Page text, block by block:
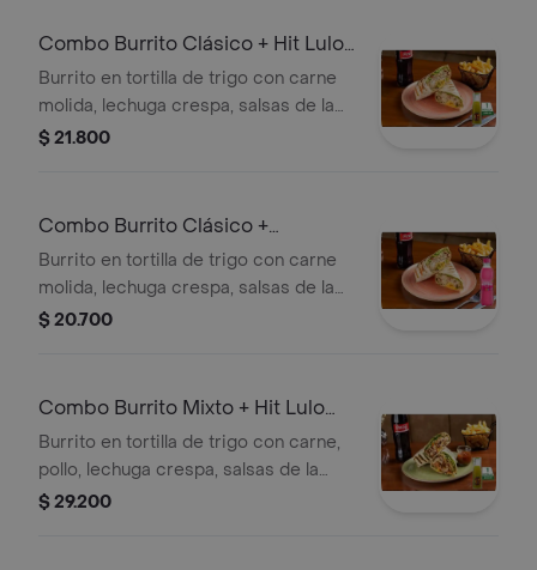
Combo Burrito Clásico + Hit Lulo
350 ml
Burrito en tortilla de trigo con carne
molida, lechuga crespa, salsas de la
casa, jalapeño, frijol refrito, pico de
$ 21.800
Combo Burrito Clásico +
Manzana 250ml
Burrito en tortilla de trigo con carne
molida, lechuga crespa, salsas de la
casa, jalapeño, frijol refrito, pico de
$ 20.700
Combo Burrito Mixto + Hit Lulo
350 ml
Burrito en tortilla de trigo con carne,
pollo, lechuga crespa, salsas de la
casa, jalapeño, frijol refrito, pico de
$ 29.200